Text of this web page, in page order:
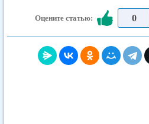
Оцените статью: 0